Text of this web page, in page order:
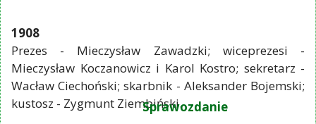
Sprawozdanie
1908
Prezes - Mieczysław Zawadzki; wiceprezesi -
Mieczysław Koczanowicz i Karol Kostro; sekretarz -
Wacław Ciechoński; skarbnik - Aleksander Bojemski;
kustosz - Zygmunt Ziembiński.